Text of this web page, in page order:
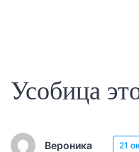
Усобица
Вероника 21